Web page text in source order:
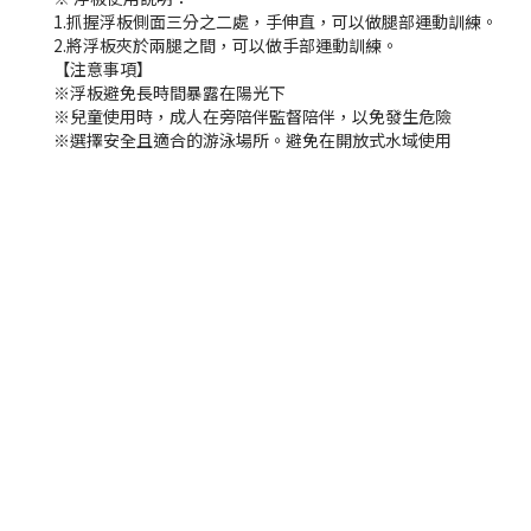
1.抓握浮板側面三分之二處，手伸直，可以做腿部運動訓練。
2.將浮板夾於兩腿之間，可以做手部運動訓練。
【注意事項】
※浮板避免長時間暴露在陽光下
※兒童使用時，成人在旁陪伴監督陪伴，以免發生危險
※選擇安全且適合的游泳場所。避免在開放式水域使用